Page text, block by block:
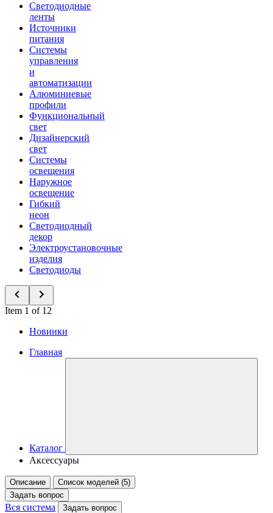
Светодиодные
ленты
Источники
питания
Системы
управления
и
автоматизации
Алюминиевые
профили
Функциональный
свет
Дизайнерский
свет
Системы
освещения
Наружное
освещение
Гибкий
неон
Светодиодный
декор
Электроустановочные
изделия
Светодиоды
Item 1 of 12
Новинки
Главная
Каталог
Аксессуары
Описание
Список моделей (5)
Задать вопрос
Вся система Задать вопрос